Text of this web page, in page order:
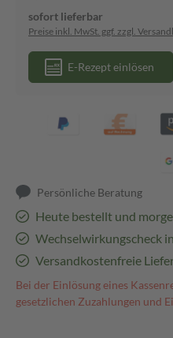
sofort lieferbar
Preise inkl. MwSt. ggf. zzgl.
E-Rezept einlösen
Persönliche Beratung
Heute bestellt und
Wechselwirkungscheck
Versandkostenfreie
Bei der Einlösung eines
gesetzlichen Zuzahlungen und